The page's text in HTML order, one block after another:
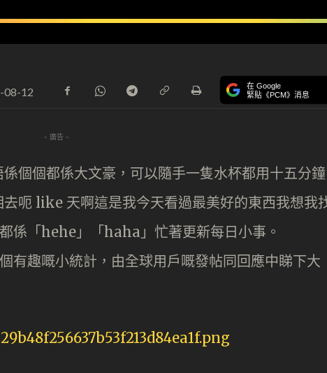
08-12 在 Google
緊貼《PCM》消息
- 廣告 -
個個都係大文豪，可以隨手一隻水杯都用十五分鐘
呃 like 天啊這是我今天看過最美好的東西我想我
係「hehe」「haha」忙著更新每日小事。
有趣嘅小統計，由全球用戶嘅發帖同回應中睇下大